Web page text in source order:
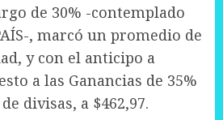
de 30% -contemplado
, marcó un promedio de
y con el anticipo a
a las Ganancias de 35%
divisas, a $462,97.